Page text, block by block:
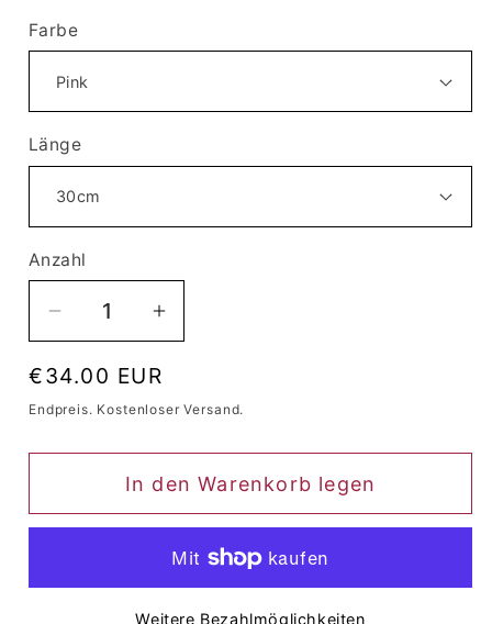
Farbe
Länge
Anzahl
Anzahl
Verringere
Menge
für
Kumara
(Pink)
Erhöhe
Menge
für
Kumara
(Pink)
Normaler
Preis
€34.00 EUR
Endpreis. Kostenloser Versand.
In den Warenkorb legen
Weitere Bezahlmöglichkeiten